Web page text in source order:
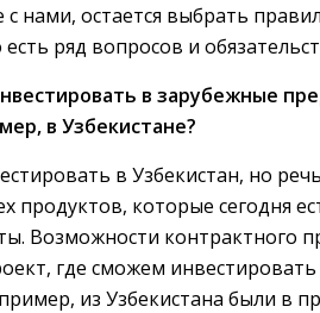
с нами, остается выбрать
ряд вопросов и
в зарубежные
в Узбекистане?
в Узбекистан, но
продуктов, которые сегодня
Возможности контрактного
где сможем
из Узбекистана были в